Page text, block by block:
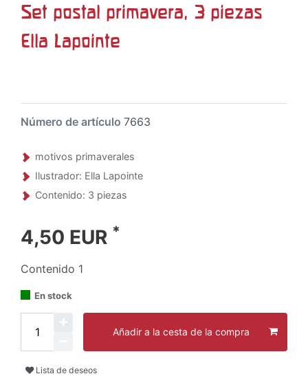
Set postal primavera, 3 piezas
Ella Lapointe
Número de artículo 7663
motivos primaverales
Ilustrador: Ella Lapointe
Contenido: 3 piezas
4,50 EUR *
Contenido 1
En stock
Añadir a la cesta de la compra
Lista de deseos